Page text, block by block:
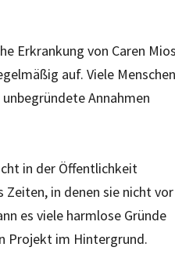
Erkrankung von Caren
auf. Viele Menschen
Annahmen
in der Öffentlichkeit
Zeiten, in denen sie nicht vor
es viele harmlose Gründe
Projekt im Hintergrund.